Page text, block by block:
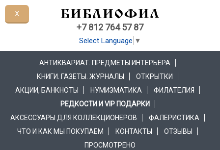
+7 812 764 57 87
Select Language ▼
АНТИКВАРИАТ. ПРЕДМЕТЫ ИНТЕРЬЕРА
КНИГИ. ГАЗЕТЫ. ЖУРНАЛЫ
ОТКРЫТКИ
АКЦИИ, БАНКНОТЫ
НУМИЗМАТИКА
ФИЛАТЕЛИЯ
РЕДКОСТИ И VIP ПОДАРКИ
АКСЕССУАРЫ ДЛЯ КОЛЛЕКЦИОНЕРОВ
ФАЛЕРИСТИКА
ЧТО И КАК МЫ ПОКУПАЕМ
КОНТАКТЫ
ОТЗЫВЫ
ПРОСМОТРЕНО
X